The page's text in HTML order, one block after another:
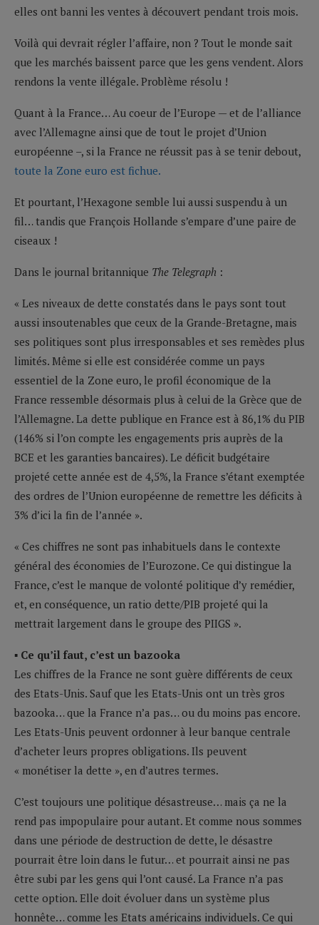
elles ont banni les ventes à découvert pendant trois mois.
Voilà qui devrait régler l’affaire, non ? Tout le monde sait
que les marchés baissent parce que les gens vendent. Alors
rendons la vente illégale. Problème résolu !
Quant à la France… Au coeur de l’Europe — et de l’alliance
avec l’Allemagne ainsi que de tout le projet d’Union
européenne –, si la France ne réussit pas à se tenir debout,
toute la Zone euro est fichue.
Et pourtant, l’Hexagone semble lui aussi suspendu à un
fil… tandis que François Hollande s’empare d’une paire de
ciseaux !
Dans le journal britannique The Telegraph :
« Les niveaux de dette constatés dans le pays sont tout
aussi insoutenables que ceux de la Grande-Bretagne, mais
ses politiques sont plus irresponsables et ses remèdes plus
limités. Même si elle est considérée comme un pays
essentiel de la Zone euro, le profil économique de la
France ressemble désormais plus à celui de la Grèce que de
l’Allemagne. La dette publique en France est à 86,1% du PIB
(146% si l’on compte les engagements pris auprès de la
BCE et les garanties bancaires). Le déficit budgétaire
projeté cette année est de 4,5%, la France s’étant exemptée
des ordres de l’Union européenne de remettre les déficits à
3% d’ici la fin de l’année ».
« Ces chiffres ne sont pas inhabituels dans le contexte
général des économies de l’Eurozone. Ce qui distingue la
France, c’est le manque de volonté politique d’y remédier,
et, en conséquence, un ratio dette/PIB projeté qui la
mettrait largement dans le groupe des PIIGS ».
▪ Ce qu’il faut, c’est un bazooka
Les chiffres de la France ne sont guère différents de ceux
des Etats-Unis. Sauf que les Etats-Unis ont un très gros
bazooka… que la France n’a pas… ou du moins pas encore.
Les Etats-Unis peuvent ordonner à leur banque centrale
d’acheter leurs propres obligations. Ils peuvent
« monétiser la dette », en d’autres termes.
C’est toujours une politique désastreuse… mais ça ne la
rend pas impopulaire pour autant. Et comme nous sommes
dans une période de destruction de dette, le désastre
pourrait être loin dans le futur… et pourrait ainsi ne pas
être subi par les gens qui l’ont causé. La France n’a pas
cette option. Elle doit évoluer dans un système plus
honnête… comme les Etats américains individuels. Ce qui